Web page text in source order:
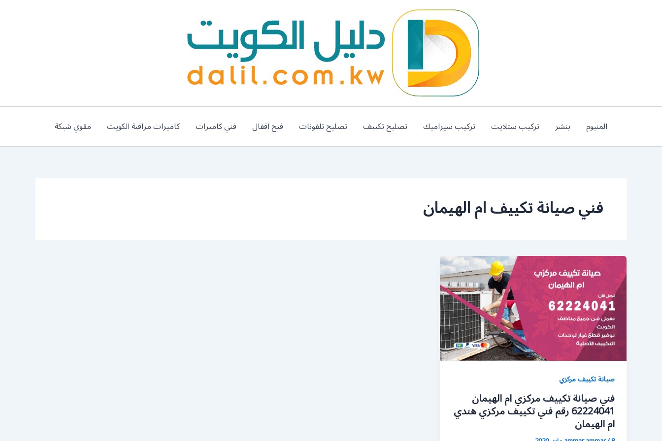
المنيوم بنشر تركيب ستلايت تركيب سيراميك تصليح تكييف تصليح تلفونات فتح اقفال فني كاميرات كاميرات مراقبة الكويت مقوي شبكة
فني صيانة تكييف ام الهيمان
صيانة تكييف مركزي
فني صيانة تكييف مركزي ام الهيمان
62224041 رقم فني تكييف مركزي هندي
ام الهيمان